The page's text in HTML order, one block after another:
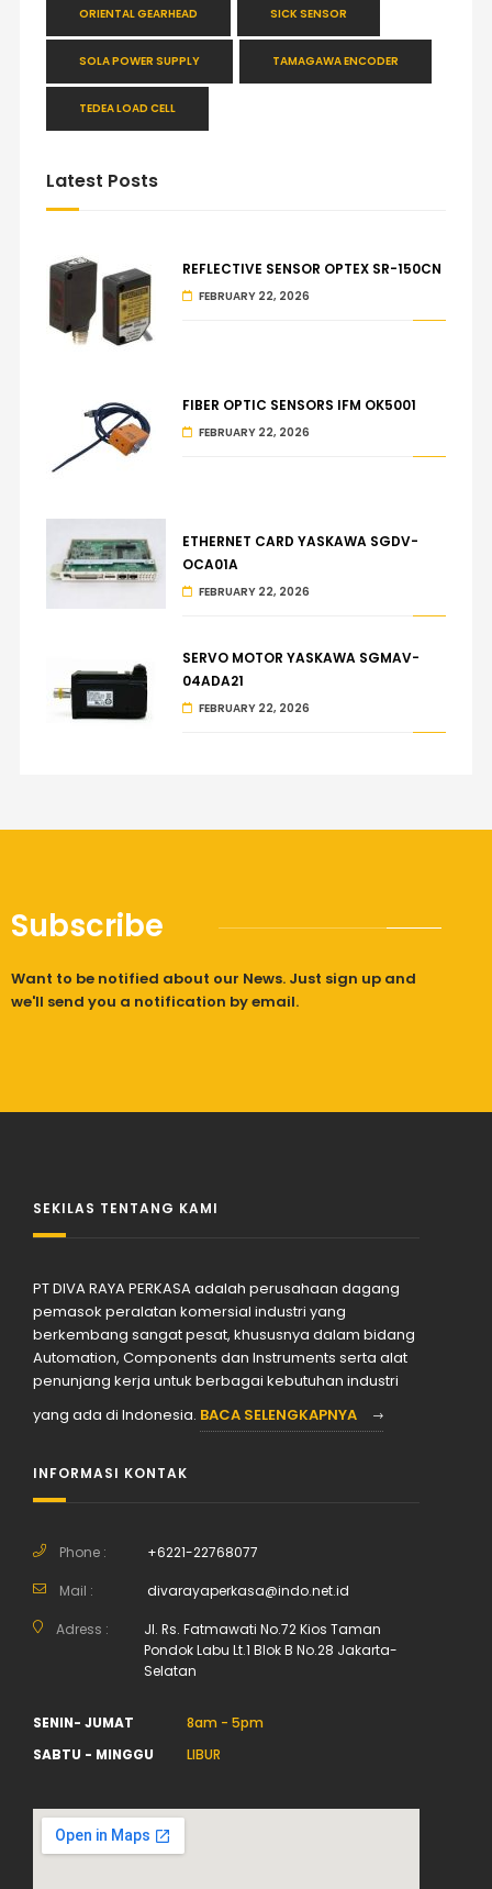
ORIENTAL GEARHEAD SICK SENSOR
SOLA POWER SUPPLY TAMAGAWA ENCODER
TEDEA LOAD CELL
Latest Posts
REFLECTIVE SENSOR OPTEX SR-150CN
FEBRUARY 22, 2026
FIBER OPTIC SENSORS IFM OK5001
FEBRUARY 22, 2026
ETHERNET CARD YASKAWA SGDV-
OCA01A
FEBRUARY 22, 2026
SERVO MOTOR YASKAWA SGMAV-
04ADA21
FEBRUARY 22, 2026
Subscribe
Want to be notified about our News. Just sign up and
we'll send you a notification by email.
SEKILAS TENTANG KAMI
PT DIVA RAYA PERKASA adalah perusahaan dagang
pemasok peralatan komersial industri yang
berkembang sangat pesat, khususnya dalam bidang
Automation, Components dan Instruments serta alat
penunjang kerja untuk berbagai kebutuhan industri
yang ada di Indonesia. BACA SELENGKAPNYA
INFORMASI KONTAK
Phone : +6221-22768077
Mail : divarayaperkasa@indo.net.id
Adress :
Jl. Rs. Fatmawati No.72 Kios Taman
Pondok Labu Lt.1 Blok B No.28 Jakarta-
Selatan
SENIN- JUMAT
8am - 5pm
SABTU - MINGGU
LIBUR